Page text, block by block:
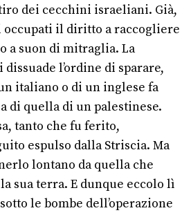
dei cecchini israeliani. Già,
il diritto a raccogliere
a suon di mitraglia. La
l’ordine di sparare,
italiano o di un inglese fa
di quella di un palestinese.
tanto che fu ferito,
espulso dalla Striscia. Ma
lontano da quella che
sua terra. E dunque eccolo lì
le bombe dell’operazione